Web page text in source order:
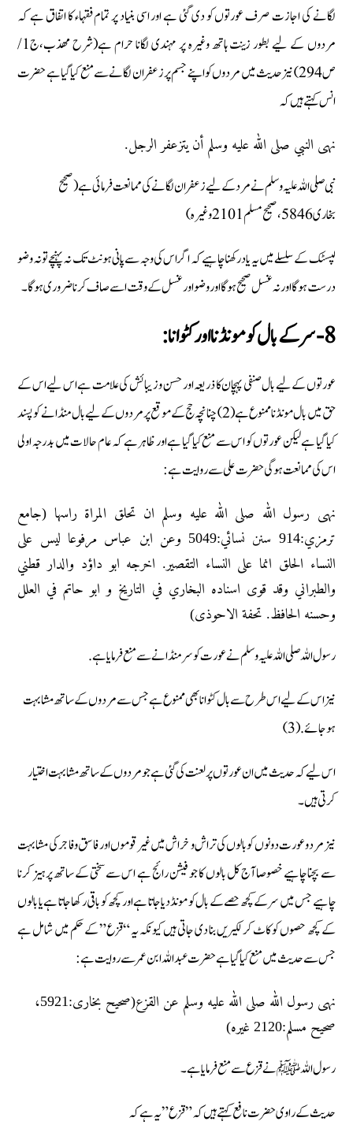
لگانے کی اجازت صرف عورتوں کو دی گئی ہے اور اسی بنیاد پر تمام فقہاء کا اتفاق ہے کہ
مردوں کے لیے بطور زینت ہاتھ وغیرہ پر مہندی لگانا حرام ہے(شرح مهذب،ج1/
ص294) نیز حدیث میں مردوں کو اپنے جسم پر زعفران لگانے سے منع کیا گیا ہے حضرت
انس کہتے ہیں کہ
نهى النبي صلى الله عليه وسلم أن يتزعفر الرجل.
نبی صلی اللہ علیہ وسلم نے مرد کے لیے زعفران لگانے کی ممانعت فرمائی ہے (صحیح
بخاری 5846، صحیح مسلم 2101وغیرہ)
لپسٹک کے سلسلے میں یہ یاد رکھنا چاہیے کہ اگر اس کی وجہ سے پانی ہونٹ تک نہ پہنچے تو نہ وضو
درست ہوگا اور نہ غسل صحیح ہوگا اور وضو اور غسل کے وقت اسے صاف کرنا ضروری ہوگا۔
8- سر کے بال کو مونڈنا اور کٹوانا:
عورتوں کے لیے بال صنفی پہچان کا ذریعہ اور حسن و زیبائش کی علامت ہے اس لیے اس کے
حق میں بال مونڈنا ممنوع ہے (2) چنانچہ حج کے موقع پر مردوں کے لیے بال منڈانے کو پسند
کیا گیا ہے لیکن عورتوں کو اس سے منع کیا گیا ہے اور ظاہر ہے کہ عام حالات میں بدرجہ اولی
اس کی ممانعت ہوگی حضرت علی سے روایت ہے :
نهى رسول الله صلى الله عليه وسلم ان تحلق المراة راسها (جامع
ترمزي:914 سنن نسائي:5049 وعن ابن عباس مرفوعا ليس على
النساء الحلق انما على النساء التقصير. اخرجه ابو داؤد والدار قطني
والطبراني وقد قوى اسناده البخاري في التاريخ و ابو حاتم في العلل
وحسنه الحافظ. تحفة الاحوذى)
رسول اللہ صلی اللہ علیہ وسلم نے عورت کو سر منڈانے سے منع فرمایا ہے.
نیز اس کے لیے اس طرح سے بال کٹوانا بھی ممنوع ہے جس سے مردوں کے ساتھ مشابہت
ہو جائے .(3)
اس لیے کہ حدیث میں ان عورتوں پر لعنت کی گئی ہے جو مردوں کے ساتھ مشابہت اختیار
کرتی ہیں۔
نیز مرد و عورت دونوں کو بالوں کی تراش و خراش میں غیر قوموں اور فاسق و فاجر کی مشابہت
سے بچنا چاہیے خصوصا آج کل بالوں کا جو فیشن رائج ہے اس سے سختی کے ساتھ پرہیز کرنا
چاہیے جس میں سر کے کچھ حصے کے بال کو مونڈ دیا جاتا ہے اور کچھ کو باقی رکھا جاتا ہے یا بالوں
کے کچھ حصوں کو کاٹ کر لکیریں بنا دی جاتی ہیں کیونکہ یہ “قزع” کے حکم میں شامل ہے
جس سے حدیث میں منع کیا گیا ہے حضرت عبداللہ ابن عمر سے روایت ہے :
نهى رسول الله صلى الله عليه وسلم عن القزع(صحيح بخارى:5921،
صحيح مسلم:2120 غيره)
رسول اللہ ﷺ نے قزع سے منع فرمایا ہے۔
حدیث کے راوی حضرت نافع کہتے ہیں کہ”قزع” یہ ہے کہ